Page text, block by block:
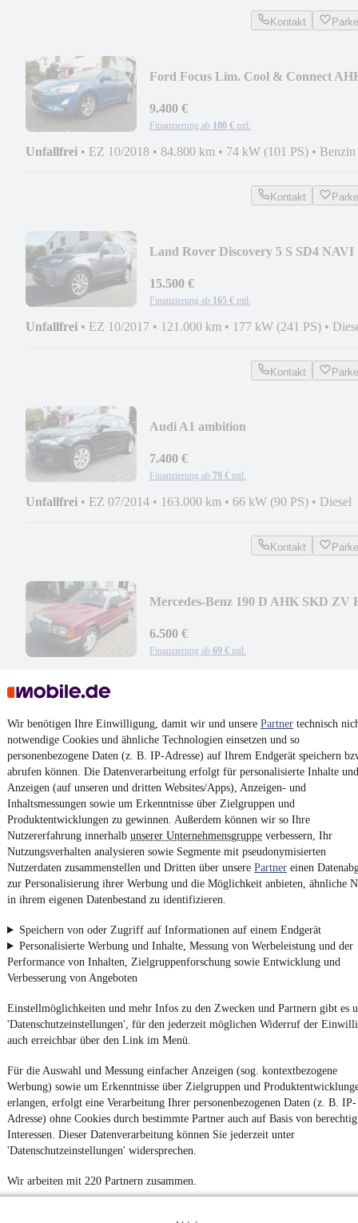
Wir benötigen Ihre Einwilligung, damit wir und unsere Partner technisch
notwendige Cookies und ähnliche Technologien einsetzen und so
personenbezogene Daten (z. B. IP-Adresse) auf Ihrem Endgerät speichern
abrufen können. Die Datenverarbeitung erfolgt für personalisierte Inhalte und
Anzeigen (auf unseren und dritten Websites/Apps), Anzeigen- und
Inhaltsmessungen sowie um Erkenntnisse über Zielgruppen und
Produktentwicklungen zu gewinnen. Außerdem können wir so Ihre
Nutzererfahrung innerhalb unserer Unternehmensgruppe verbessern, Ihr
Nutzungsverhalten analysieren sowie Segmente mit pseudonymisierten
Nutzerdaten zusammenstellen und Dritten über unsere Partner einen
zur Personalisierung ihrer Werbung und die Möglichkeit anbieten, ähnliche
in ihrem eigenen Datenbestand zu identifizieren.
Speichern von oder Zugriff auf Informationen auf einem Endgerät
Personalisierte Werbung und Inhalte, Messung von Werbeleistung und der
Performance von Inhalten, Zielgruppenforschung sowie Entwicklung und
Verbesserung von Angeboten
Einstellmöglichkeiten und mehr Infos zu den Zwecken und Partnern gibt es
'Datenschutzeinstellungen', für den jederzeit möglichen Widerruf der
auch erreichbar über den Link im Menü.
Für die Auswahl und Messung einfacher Anzeigen (sog. kontextbezogene
Werbung) sowie um Erkenntnisse über Zielgruppen und
erlangen, erfolgt eine Verarbeitung Ihrer personenbezogenen Daten (z. B. IP-
Adresse) ohne Cookies durch bestimmte Partner auch auf Basis von
Interessen. Dieser Datenverarbeitung können Sie jederzeit unter
'Datenschutzeinstellungen' widersprechen.
Wir arbeiten mit 220 Partnern zusammen.
Kontakt
Ford Focus Lim. Cool & Connect
9.400 €
Finanzierung ab 100 € mtl.
Unfallfrei • EZ 10/2018 • 84.800 km • 74 kW (101 PS) • Benzin
Kontakt
Land Rover Discovery 5 S SD4 NAVI
15.500 €
Finanzierung ab 165 € mtl.
Unfallfrei • EZ 10/2017 • 121.000 km • 177 kW (241 PS) •
Kontakt
Audi A1 ambition
7.400 €
Finanzierung ab 79 € mtl.
Unfallfrei • EZ 07/2014 • 163.000 km • 66 kW (90 PS) • Diesel
Kontakt
Mercedes-Benz 190 D AHK SKD ZV
6.500 €
Finanzierung ab 69 € mtl.
Kontakt
MwSt. ausweisbar
4.6 Sterne
Nutze mobile.de schnell und einfach
App installieren
AGB
Vertrag widerrufen
Datenschutzeinstellungen
Erklärung zur Barrierefreiheit
Powered by
ObNeuwagen,Gebrauchtwagenoder